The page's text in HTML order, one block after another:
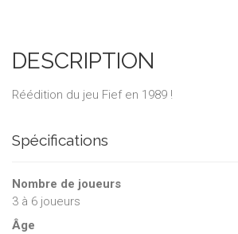
DESCRIPTION
Réédition du jeu Fief en 1989 !
Spécifications
Nombre de joueurs
3 à 6 joueurs
Âge